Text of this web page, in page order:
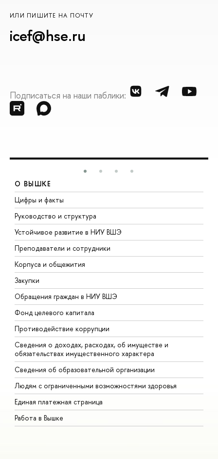
ИЛИ ПИШИТЕ НА ПОЧТУ
icef@hse.ru
Подписаться на наши паблики:
О ВЫШКЕ
Цифры и факты
Руководство и структура
Устойчивое развитие в НИУ ВШЭ
Преподаватели и сотрудники
Корпуса и общежития
Закупки
Обращения граждан в НИУ ВШЭ
Фонд целевого капитала
Противодействие коррупции
Сведения о доходах, расходах, об имуществе и
обязательствах имущественного характера
Сведения об образовательной организации
Людям с ограниченными возможностями здоровья
Единая платежная страница
Работа в Вышке